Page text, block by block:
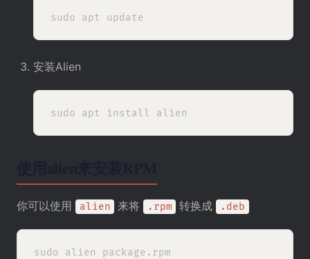
安装Alien
你可以使用 alien 来将 .rpm 转换成 .deb